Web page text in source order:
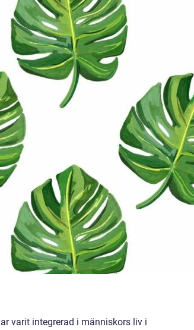
varit integrerad i människors liv i